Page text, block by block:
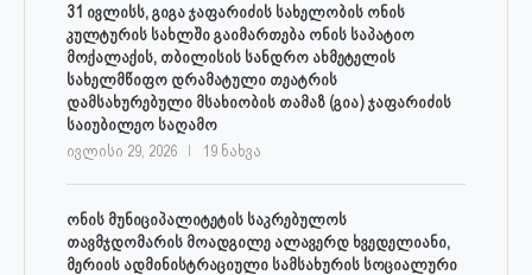
31 ივლისს, გიგა ჯაფარიძის სახელობის ონის
კულტურის სახლში გაიმართება ონის საპატიო
მოქალაქის, თბილისის სანდრო ახმეტელის
სახელმწიფო დრამატული თეატრის
დამსახურებული მსახიობის თამაზ (გია) ჯაფარიძის
საიუბილეო საღამო
ივლისი 29, 2026 19 ნახვა
ონის მუნიციპალიტეტის საკრებულოს
თავმჯდომარის მოადგილე ალავერდ ხვედელიანი,
მერიის ადმინისტრაციული სამსახურის სოციალური